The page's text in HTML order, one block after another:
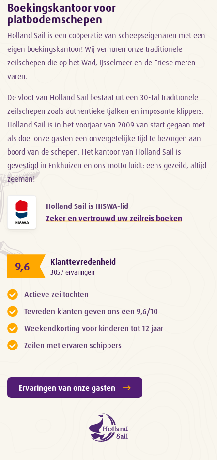
Boekingskantoor voor
platbodemschepen
Holland Sail is een coöperatie van scheepseigenaren met een
eigen boekingskantoor! Wij verhuren onze traditionele
zeilschepen die op het Wad, IJsselmeer en de Friese meren
varen.
De vloot van Holland Sail bestaat uit een 30-tal traditionele
zeilschepen zoals authentieke tjalken en imposante klippers.
Holland Sail is in het voorjaar van 2009 van start gegaan met
als doel onze gasten een onvergetelijke tijd te bezorgen aan
boord van de schepen. Het kantoor van Holland Sail is
gevestigd in Enkhuizen en ons motto luidt: eens gezeild, altijd
zeeman!
Holland Sail is HISWA-lid
Zeker en vertrouwd uw zeilreis boeken
9,6 Klanttevredenheid
3057 ervaringen
Actieve zeiltochten
Tevreden klanten geven ons een 9,6/10
Weekendkorting voor kinderen tot 12 jaar
Zeilen met ervaren schippers
Ervaringen van onze gasten